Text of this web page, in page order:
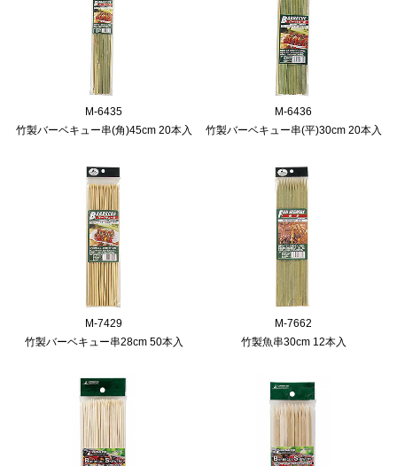
M-6435
竹製バーベキュー串(角)45cm 20本入
M-6436
竹製バーベキュー串(平)30cm 20本入
M-7429
竹製バーベキュー串28cm 50本入
M-7662
竹製魚串30cm 12本入